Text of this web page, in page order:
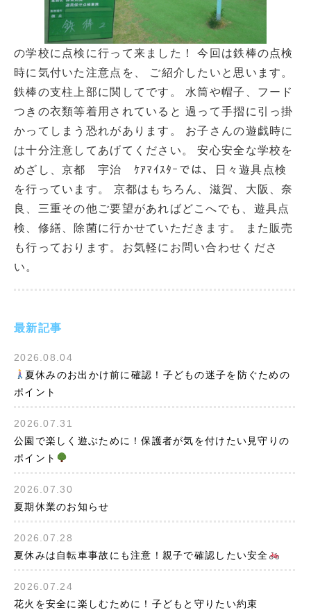
最新記事
2026.08.04
夏休みのお出かけ前に確認！子どもの迷子を防ぐための
ポイント
2026.07.31
公園で楽しく遊ぶために！保護者が気を付けたい見守りの
ポイント
2026.07.30
夏期休業のお知らせ
2026.07.28
夏休みは自転車事故にも注意！親子で確認したい安全
2026.07.24
花火を安全に楽しむために！子どもと守りたい約束
の学校に点検に行って来ました！ 今回は鉄棒の点検
時に気付いた注意点を、 ご紹介したいと思います。
鉄棒の支柱上部に関してです。 水筒や帽子、フード
つきの衣類等着用されていると 過って手摺に引っ掛
かってしまう恐れがあります。 お子さんの遊戯時に
は十分注意してあげてください。 安心安全な学校を
めざし、京都 宇治 ｹｱﾏｲｽﾀｰでは、日々遊具点検
を行っています。 京都はもちろん、滋賀、大阪、奈
良、三重その他ご要望があればどこへでも、遊具点
検、修繕、除菌に行かせていただきます。 また販売
も行っております。お気軽にお問い合わせくださ
い。